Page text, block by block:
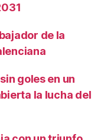
de la
goles en un
la lucha del